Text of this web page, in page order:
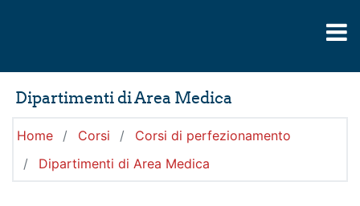
Dipartimenti di Area Medica
Home Corsi
Corsi di perfezionamento
Dipartimenti di Area Medica